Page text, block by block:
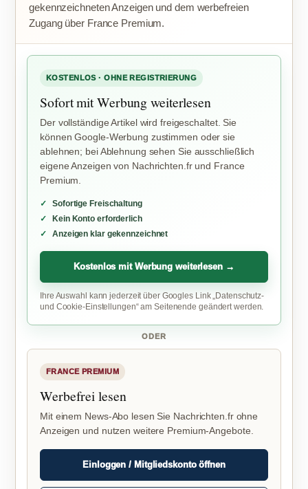
gekennzeichneten Anzeigen und dem werbefreien
Zugang über France Premium.
KOSTENLOS · OHNE REGISTRIERUNG
Sofort mit Werbung weiterlesen
Der vollständige Artikel wird freigeschaltet. Sie
können Google-Werbung zustimmen oder sie
ablehnen; bei Ablehnung sehen Sie ausschließlich
eigene Anzeigen von Nachrichten.fr und France
Premium.
Sofortige Freischaltung
Kein Konto erforderlich
Anzeigen klar gekennzeichnet
Kostenlos mit Werbung weiterlesen →
Ihre Auswahl kann jederzeit über Googles Link „Datenschutz-
und Cookie-Einstellungen“ am Seitenende geändert werden.
ODER
FRANCE PREMIUM
Werbefrei lesen
Mit einem News-Abo lesen Sie Nachrichten.fr ohne
Anzeigen und nutzen weitere Premium-Angebote.
Einloggen / Mitgliedskonto öffnen